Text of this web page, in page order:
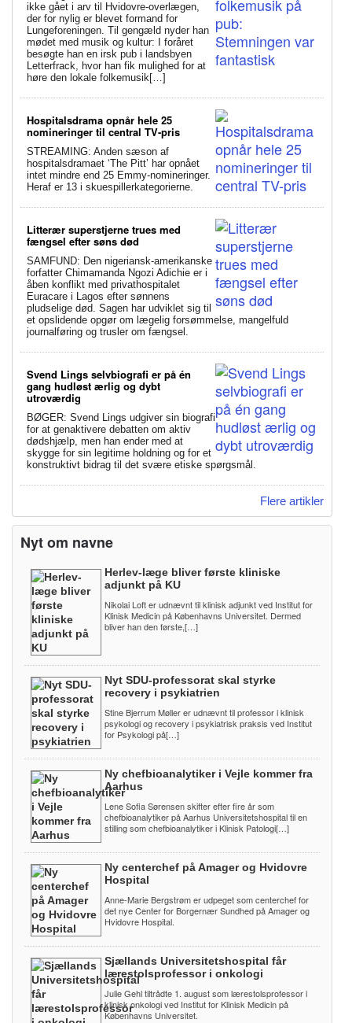
ikke gået i arv til Hvidovre-overlægen,
der for nylig er blevet formand for
Lungeforeningen. Til gengæld nyder han
mødet med musik og kultur: I foråret
besøgte han en irsk pub i landsbyen
Letterfrack, hvor han fik mulighed for at
høre den lokale folkemusik[…]
Hospitalsdrama opnår hele 25
nomineringer til central TV-pris
STREAMING: Anden sæson af
hospitalsdramaet ‘The Pitt’ har opnået
intet mindre end 25 Emmy-nomineringer.
Heraf er 13 i skuespillerkategorierne.
Litterær superstjerne trues med
fængsel efter søns død
SAMFUND: Den nigeriansk-amerikanske
forfatter Chimamanda Ngozi Adichie er i
åben konflikt med privathospitalet
Euracare i Lagos efter sønnens
pludselige død. Sagen har udviklet sig til
et opslidende opgør om lægelig forsømmelse, mangelfuld
journalføring og trusler om fængsel.
Svend Lings selvbiografi er på én
gang hudløst ærlig og dybt
utroværdig
BØGER: Svend Lings udgiver sin biografi
for at genaktivere debatten om aktiv
dødshjælp, men han ender med at
skygge for sin legitime holdning og for et
konstruktivt bidrag til det svære etiske spørgsmål.
Flere artikler
Nyt om navne
Herlev-læge bliver første kliniske
adjunkt på KU
Nikolai Loft er udnævnt til klinisk adjunkt ved Institut for
Klinisk Medicin på Københavns Universitet. Dermed
bliver han den første,[…]
Nyt SDU-professorat skal styrke
recovery i psykiatrien
Stine Bjerrum Møller er udnævnt til professor i klinisk
psykologi og recovery i psykiatrisk praksis ved Institut
for Psykologi på[…]
Ny chefbioanalytiker i Vejle kommer fra
Aarhus
Lene Sofia Sørensen skifter efter fire år som
chefbioanalytiker på Aarhus Universitetshospital til en
stilling som chefbioanalytiker i Klinisk Patologi[…]
Ny centerchef på Amager og Hvidovre
Hospital
Anne-Marie Bergstrøm er udpeget som centerchef for
det nye Center for Borgernær Sundhed på Amager og
Hvidovre Hospital.
Sjællands Universitetshospital får
lærestolsprofessor i onkologi
Julie Gehl tiltrådte 1. august som lærestolsprofessor i
klinisk onkologi ved Institut for Klinisk Medicin på
Københavns Universitet.